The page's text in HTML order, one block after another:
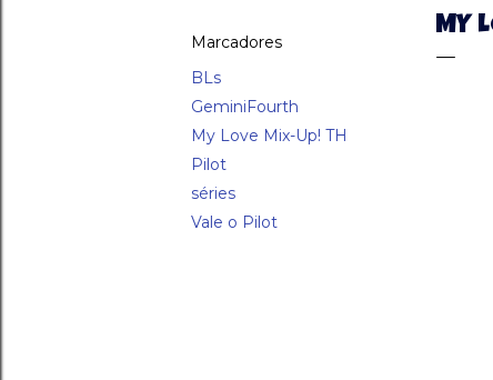
Marcadores
BLs
GeminiFourth
My Love Mix-Up! TH
Pilot
séries
Vale o Pilot
MY